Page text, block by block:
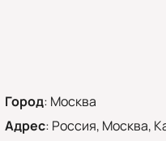
Город: Москва
Адрес: Россия, Москва,